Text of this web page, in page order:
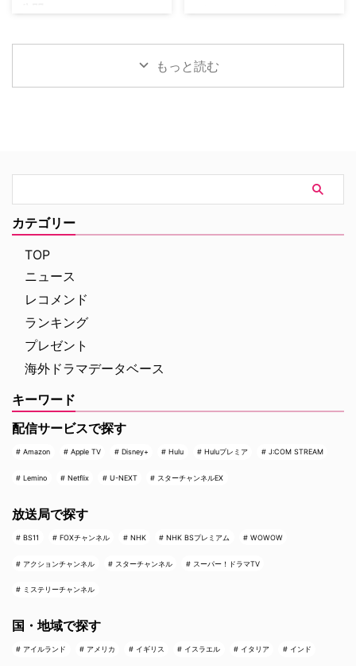
マンの新たな物語を描く映画『ス
パイダーマン：ブランド・ニュ
ー・デイ』が大ヒット上映中だ。
の裏側を明かす特別映像が公開さ
録！ 映画史に残る快挙を達成 ソ
ニー・ピクチャーズ配給、トム・
ホランド演じるピーター・パーカ
ー＝スパイダーマンの新たなる物
ド・ニュー・デイ』が大ヒット …
ず 原作は、1987年に出版された
トム・ウルフのベストセラー小説
ンハッタンと周辺の貧困な地区と
な名声を得た …
もっと読む
カテゴリー
TOP
ニュース
レコメンド
ランキング
プレゼント
海外ドラマデータベース
キーワード
配信サービスで探す
Amazon Apple TV Disney+ Hulu Huluプレミア J:COM STREAM
Lemino Netflix U-NEXT スターチャンネルEX
放送局で探す
BS11 FOXチャンネル NHK NHK BSプレミアム WOWOW
アクションチャンネル スターチャンネル スーパー！ドラマTV
ミステリーチャンネル
国・地域で探す
アイルランド アメリカ イギリス イスラエル イタリア インド